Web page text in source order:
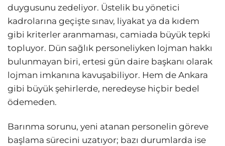
duygusunu zedeliyor. Üstelik bu yönetici
kadrolarına geçişte sınav, liyakat ya da kıdem
gibi kriterler aranmaması, camiada büyük tepki
topluyor. Dün sağlık personeliyken lojman hakkı
bulunmayan biri, ertesi gün daire başkanı olarak
lojman imkanına kavuşabiliyor. Hem de Ankara
gibi büyük şehirlerde, neredeyse hiçbir bedel
ödemeden.
Barınma sorunu, yeni atanan personelin göreve
başlama sürecini uzatıyor; bazı durumlarda ise